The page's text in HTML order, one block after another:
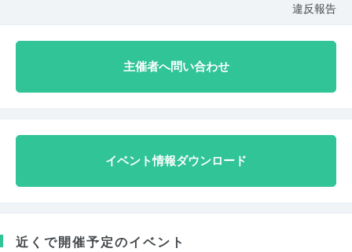
違反報告
主催者へ問い合わせ
イベント情報ダウンロード
近くで開催予定のイベント